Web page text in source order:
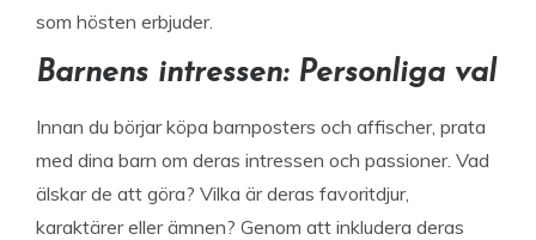
som hösten erbjuder.
Barnens intressen: Personliga val
Innan du börjar köpa barnposters och affischer, prata
med dina barn om deras intressen och passioner. Vad
älskar de att göra? Vilka är deras favoritdjur,
karaktärer eller ämnen? Genom att inkludera deras